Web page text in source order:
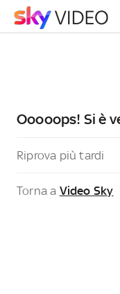
Ooooops! Si è
Riprova più tardi
Torna a Video Sky